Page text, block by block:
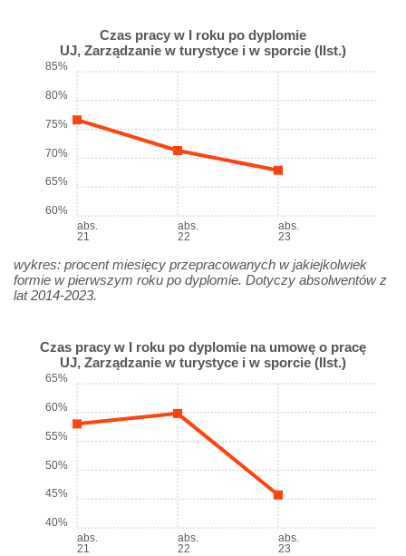
Czas pracy w I roku po dyplomie
UJ, Zarządzanie w turystyce i w sporcie (IIst.)
abs.
21
abs.
22
abs.
23
60%
65%
70%
75%
80%
85%
wykres: procent miesięcy przepracowanych w jakiejkolwiek
formie w pierwszym roku po dyplomie. Dotyczy absolwentów z
lat 2014-2023.
Czas pracy w I roku po dyplomie na umowę o pracę
UJ, Zarządzanie w turystyce i w sporcie (IIst.)
abs.
21
abs.
22
abs.
23
40%
45%
50%
55%
60%
65%